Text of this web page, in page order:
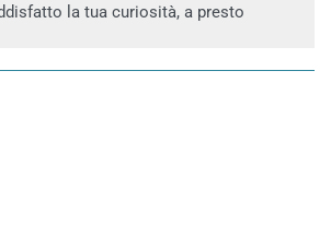
la tua curiosità, a presto